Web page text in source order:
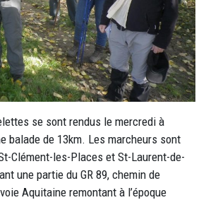
se sont rendus le mercredi à
balade de 13km. Les marcheurs sont
Clément-les-Places et St-Laurent-de-
une partie du GR 89, chemin de
Aquitaine remontant à l’époque